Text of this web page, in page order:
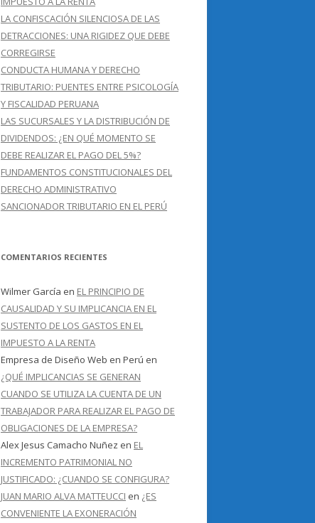
LA CONFISCACIÓN SILENCIOSA DE LAS
DETRACCIONES: UNA RIGIDEZ QUE DEBE
CORREGIRSE
CONDUCTA HUMANA Y DERECHO
TRIBUTARIO: PUENTES ENTRE PSICOLOGÍA
Y FISCALIDAD PERUANA
LAS SUCURSALES Y LA DISTRIBUCIÓN DE
DIVIDENDOS: ¿EN QUÉ MOMENTO SE
DEBE REALIZAR EL PAGO DEL 5%?
FUNDAMENTOS CONSTITUCIONALES DEL
DERECHO ADMINISTRATIVO
SANCIONADOR TRIBUTARIO EN EL PERÚ
COMENTARIOS RECIENTES
Wilmer García en EL PRINCIPIO DE
CAUSALIDAD Y SU IMPLICANCIA EN EL
SUSTENTO DE LOS GASTOS EN EL
IMPUESTO A LA RENTA
Empresa de Diseño Web en Perú en
¿QUÉ IMPLICANCIAS SE GENERAN
CUANDO SE UTILIZA LA CUENTA DE UN
TRABAJADOR PARA REALIZAR EL PAGO DE
OBLIGACIONES DE LA EMPRESA?
Alex Jesus Camacho Nuñez en EL
INCREMENTO PATRIMONIAL NO
JUSTIFICADO: ¿CUANDO SE CONFIGURA?
JUAN MARIO ALVA MATTEUCCI en ¿ES
CONVENIENTE LA EXONERACIÓN